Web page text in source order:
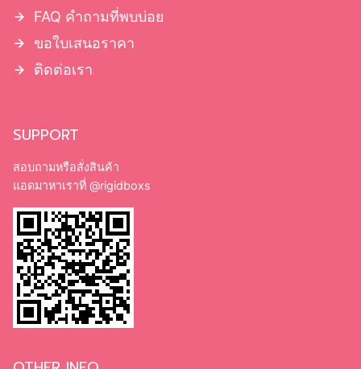
FAQ คำถามที่พบบ่อย
ขอใบเสนอราคา
ติดต่อเรา
SUPPORT
สอบถามหรือสั่งสินค้า
แอดมาหาเราที่ @rigidboxs